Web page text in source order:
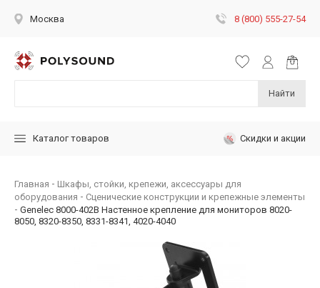
Москва 8 (800) 555-27-54
Найти
Каталог товаров Скидки и акции
Главная
Шкафы, стойки, крепежи, аксессуары для
оборудования
Сценические конструкции и крепежные элементы
Genelec 8000-402B Настенное крепление для мониторов 8020-
8050, 8320-8350, 8331-8341, 4020-4040